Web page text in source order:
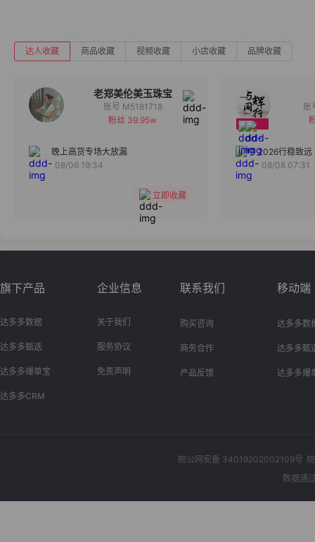
达人收藏 商品收藏 视频收藏 小店收藏 品牌收藏
老郑美伦美玉珠宝
备注
分组
账号 M5181718
粉丝 39.95w
晚上高货专场大放漏
08/06 19:34
立即收藏
2026行稳致远
08/08 07:31
旗下产品
达多多数据
达多多甄选
达多多爆单宝
达多多CRM
企业信息
关于我们
服务协议
免责声明
联系我们
购买咨询
商务合作
产品反馈
移动端
达多多数
达多多甄
达多多爆
皖公网安备 34019202002109号
数据通